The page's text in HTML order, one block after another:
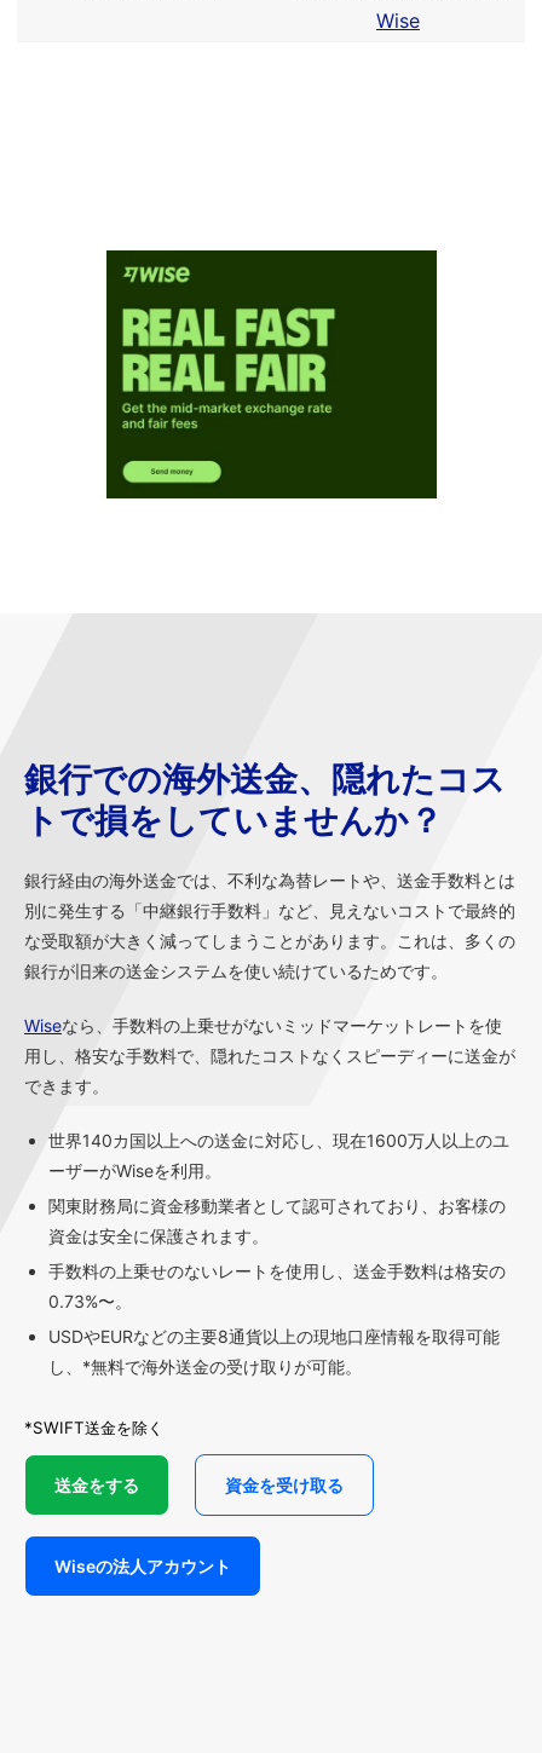
Wise
銀行での海外送金、隠れたコス
トで損をしていませんか？
銀行経由の海外送金では、不利な為替レートや、送金手数料とは
別に発生する「中継銀行手数料」など、見えないコストで最終的
な受取額が大きく減ってしまうことがあります。これは、多くの
銀行が旧来の送金システムを使い続けているためです。
Wiseなら、手数料の上乗せがないミッドマーケットレートを使
用し、格安な手数料で、隠れたコストなくスピーディーに送金が
できます。
世界140カ国以上への送金に対応し、現在1600万人以上のユ
ーザーがWiseを利用。
関東財務局に資金移動業者として認可されており、お客様の
資金は安全に保護されます。
手数料の上乗せのないレートを使用し、送金手数料は格安の
0.73%〜。
USDやEURなどの主要8通貨以上の現地口座情報を取得可能
し、*無料で海外送金の受け取りが可能。
*SWIFT送金を除く
送金をする 資金を受け取る
Wiseの法人アカウント